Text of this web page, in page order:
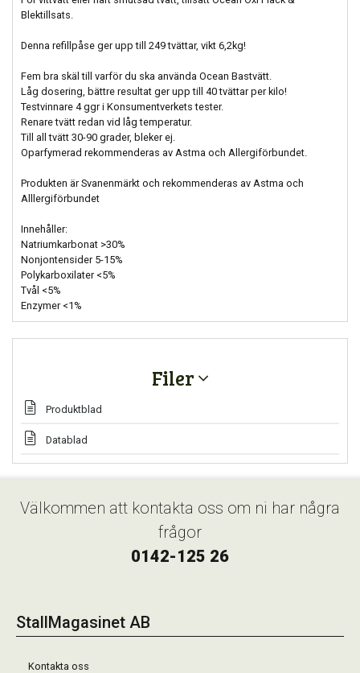
Blektillsats.
Denna refillpåse ger upp till 249 tvättar, vikt 6,2kg!
Fem bra skäl till varför du ska använda Ocean Bastvätt.
Låg dosering, bättre resultat ger upp till 40 tvättar per kilo!
Testvinnare 4 ggr i Konsumentverkets tester.
Renare tvätt redan vid låg temperatur.
Till all tvätt 30-90 grader, bleker ej.
Oparfymerad rekommenderas av Astma och Allergiförbundet.
Produkten är Svanenmärkt och rekommenderas av Astma och
Alllergiförbundet
Innehåller:
Natriumkarbonat >30%
Nonjontensider 5-15%
Polykarboxilater <5%
Tvål <5%
Enzymer <1%
Filer
Produktblad
Datablad
Välkommen att kontakta oss om ni har några
frågor
0142-125 26
StallMagasinet AB
Kontakta oss